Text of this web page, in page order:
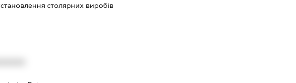
столярних виробів